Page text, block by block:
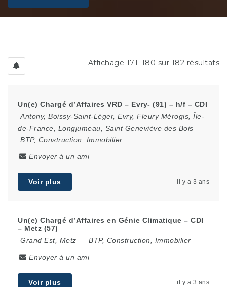
Affichage 171–180 sur 182 résultats
Un(e) Chargé d’Affaires VRD – Evry- (91) – h/f – CDI
Antony, Boissy-Saint-Léger, Evry, Fleury Mérogis Île-
de-France
Longjumeau
Saint Geneviève des Bois
BTP, Construction, Immobilier
Envoyer à un ami
Voir plus il y a 3 ans
Un(e) Chargé d’Affaires en Génie Climatique – CDI
– Metz (57)
Grand Est, Metz BTP, Construction, Immobilier
Envoyer à un ami
Voir plus il y a 3 ans